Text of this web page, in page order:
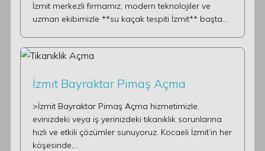
İzmit merkezli firmamız, modern teknolojiler ve
uzman ekibimizle **su kaçak tespiti İzmit** başta…
İzmit Bayraktar Pimaş Açma
>İzmit Bayraktar Pimaş Açma hizmetimizle,
evinizdeki veya iş yerinizdeki tıkanıklık sorunlarına
hızlı ve etkili çözümler sunuyoruz. Kocaeli İzmit’in her
köşesinde,…